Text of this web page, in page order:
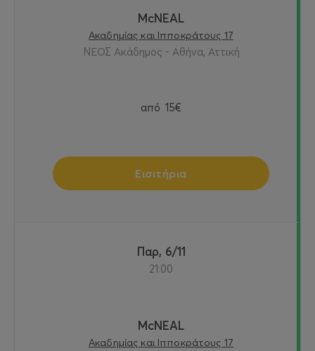
McNEAL
Ακαδημίας και Ιπποκράτους 17
ΝΕΟΣ Ακάδημος - Αθήνα, Αττική
από 15€
Εισιτήρια
Παρ, 6/11
21:00
McNEAL
Ακαδημίας και Ιπποκράτους 17